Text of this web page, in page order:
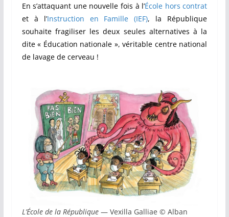
En s’attaquant une nouvelle fois à l’École hors contrat
et à l’Instruction en Famille (IEF), la République
souhaite fragiliser les deux seules alternatives à la
dite « Éducation nationale », véritable centre national
de lavage de cerveau !
L’École de la République— Vexilla Galliae © Alban